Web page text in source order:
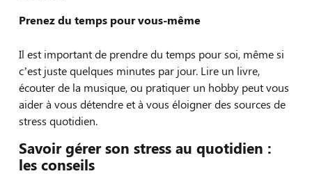
Prenez du temps pour vous-même
Il est important de prendre du temps pour soi, même si
c’est juste quelques minutes par jour. Lire un livre,
écouter de la musique, ou pratiquer un hobby peut vous
aider à vous détendre et à vous éloigner des sources de
stress quotidien.
Savoir gérer son stress au quotidien :
les conseils